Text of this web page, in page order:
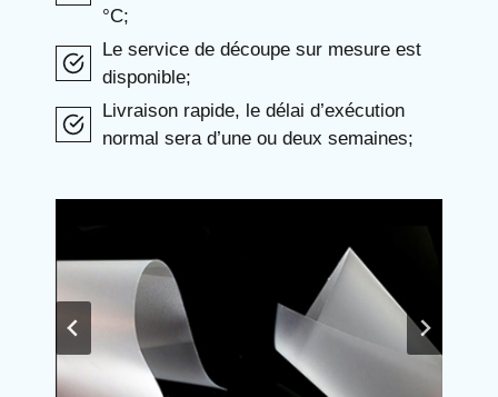
°C;
Le service de découpe sur mesure est
disponible;
Livraison rapide, le délai d’exécution
normal sera d’une ou deux semaines;